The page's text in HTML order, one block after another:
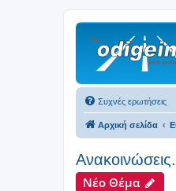
Συχνές ερωτήσεις
Αρχική σελίδα
Νέο Θέμα